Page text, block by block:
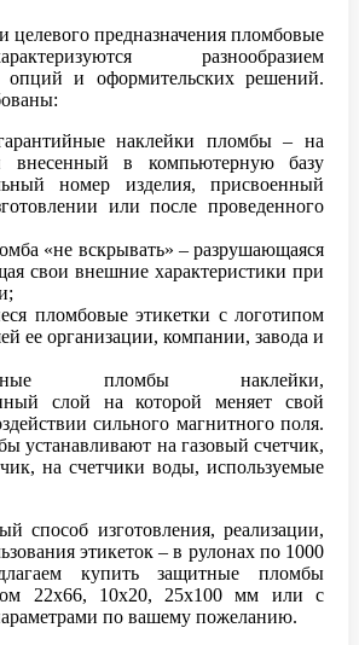
целевого предназначения пломбовые
разнообразием
опций и оформительских решений.
наклейки пломбы – на
внесенный в компьютерную базу
номер изделия, присвоенный
или после проведенного
«не вскрывать» – разрушающаяся
свои внешние характеристики при
пломбовые этикетки с логотипом
ее организации, компании, завода и
пломбы наклейки,
слой на которой меняет свой
сильного магнитного поля.
устанавливают на газовый счетчик,
на счетчики воды, используемые
способ изготовления, реализации,
этикеток – в рулонах по 1000
купить защитные пломбы
22х66, 10х20, 25х100 мм или с
по вашему пожеланию.